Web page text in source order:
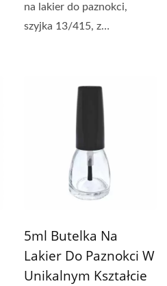
na lakier do paznokci,
szyjka 13/415, z
5ml Butelka Na
Lakier Do Paznokci W
Unikalnym Kształcie